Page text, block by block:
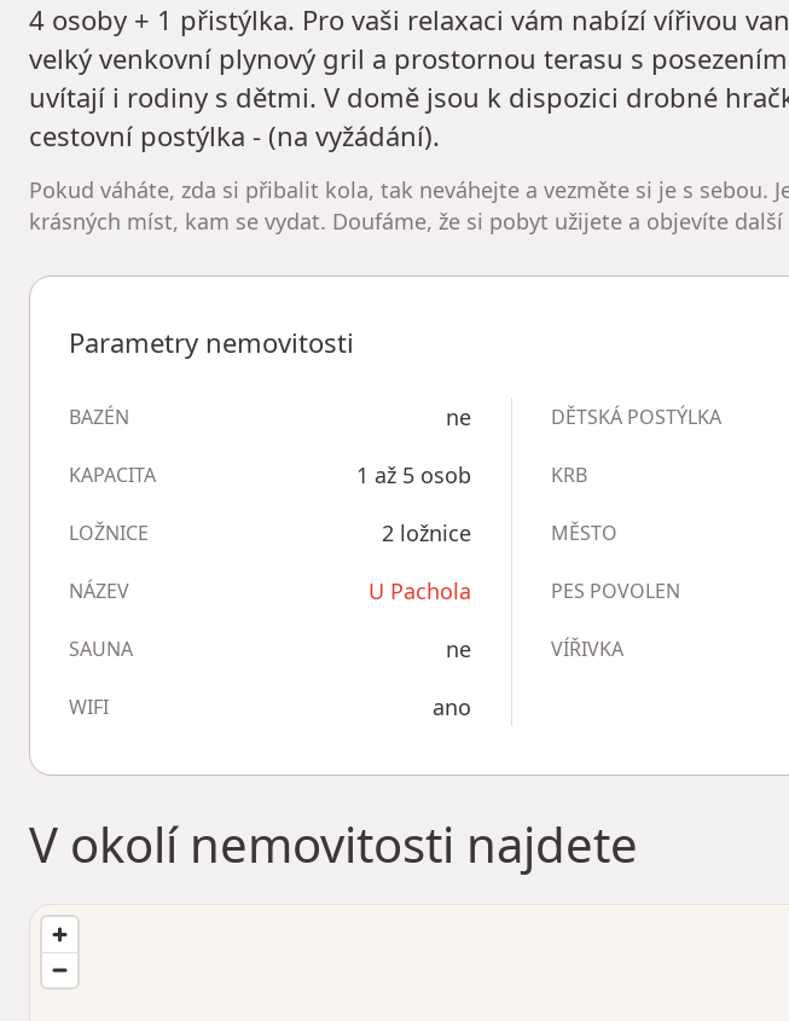
4 osoby + 1 přistýlka. Pro vaši relaxaci vám nabízí vířivou
velký venkovní plynový gril a prostornou terasu s
uvítají i rodiny s dětmi. V domě jsou k dispozici drobné
cestovní postýlka - (na vyžádání).
Pokud váháte, zda si přibalit kola, tak neváhejte a vezměte si je s sebou.
krásných míst, kam se vydat. Doufáme, že si pobyt užijete a objevíte
Parametry nemovitosti
BAZÉN ne
KAPACITA 1 až 5 osob
LOŽNICE 2 ložnice
NÁZEV U Pachola
SAUNA ne
WIFI ano
DĚTSKÁ POSTÝLKA
KRB
MĚSTO
PES POVOLEN
VÍŘIVKA
V okolí nemovitosti najdete